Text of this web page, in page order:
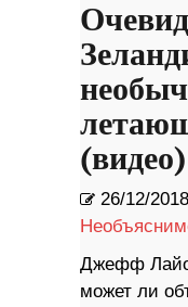
(видео)
26/12/2018
Джефф
может ли